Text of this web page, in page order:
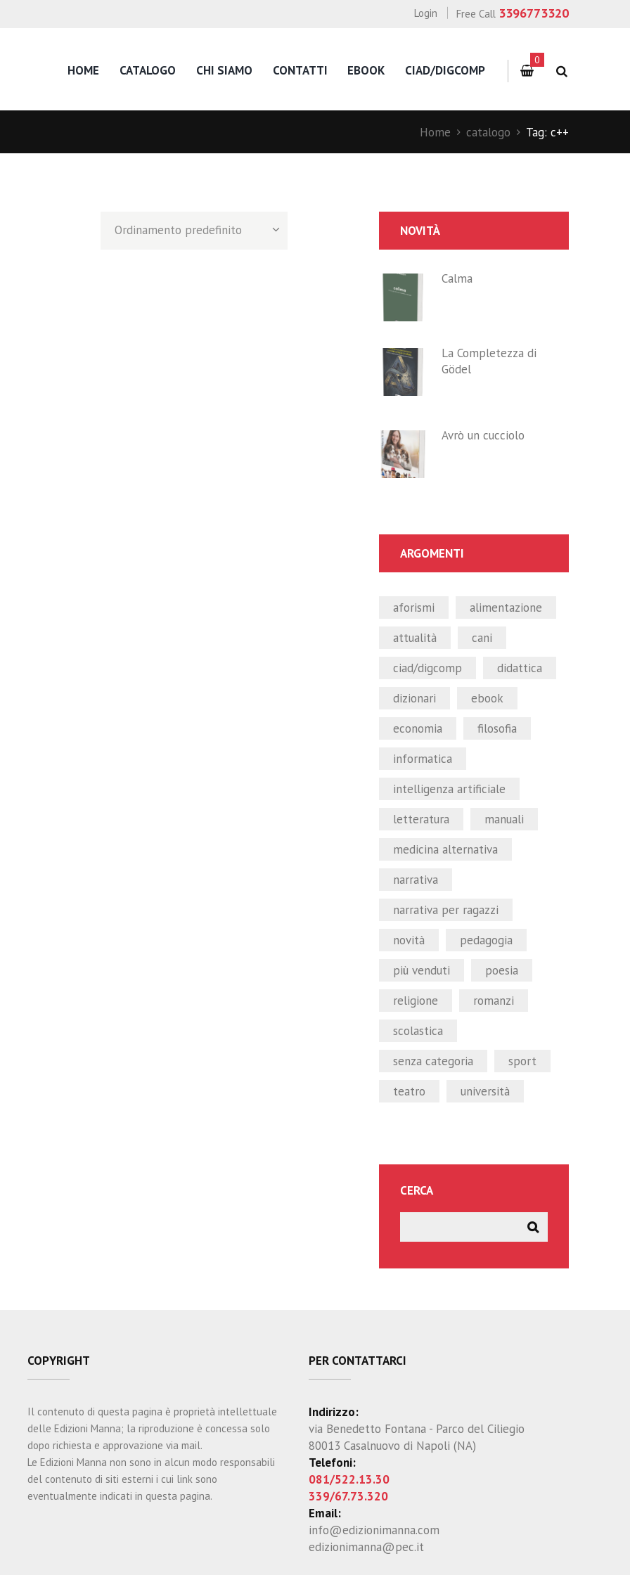
Free Call 3396773320
Login
HOME CATALOGO CHI SIAMO CONTATTI EBOOK CIAD/DIGCOMP
0
Home catalogo Tag: c++
NOVITÀ
Calma
La Completezza di
Gödel
Avrò un cucciolo
ARGOMENTI
aforismi
alimentazione
attualità
cani
ciad/digcomp
didattica
dizionari
ebook
economia
filosofia
informatica
intelligenza artificiale
letteratura
manuali
medicina alternativa
narrativa
narrativa per ragazzi
novità
pedagogia
più venduti
poesia
religione
romanzi
scolastica
senza categoria
sport
teatro
università
CERCA
COPYRIGHT
Il contenuto di questa pagina è proprietà intellettuale
delle Edizioni Manna; la riproduzione è concessa solo
dopo richiesta e approvazione via mail.
Le Edizioni Manna non sono in alcun modo responsabili
del contenuto di siti esterni i cui link sono
eventualmente indicati in questa pagina.
PER CONTATTARCI
Indirizzo:
via Benedetto Fontana - Parco del Ciliegio
80013 Casalnuovo di Napoli (NA)
Telefoni:
081/522.13.30
339/67.73.320
Email:
info@edizionimanna.com
edizionimanna@pec.it